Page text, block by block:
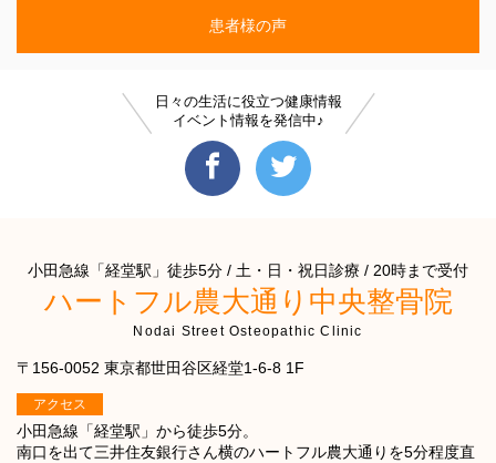
患者様の声
日々の生活に役立つ健康情報
イベント情報を発信中♪
小田急線「経堂駅」徒歩5分 / 土・日・祝日診療 / 20時まで受付
ハートフル農大通り中央整骨院
Nodai Street Osteopathic Clinic
〒156-0052 東京都世田谷区経堂1-6-8 1F
アクセス
小田急線「経堂駅」から徒歩5分。
南口を出て三井住友銀行さん横のハートフル農大通りを5分程度直